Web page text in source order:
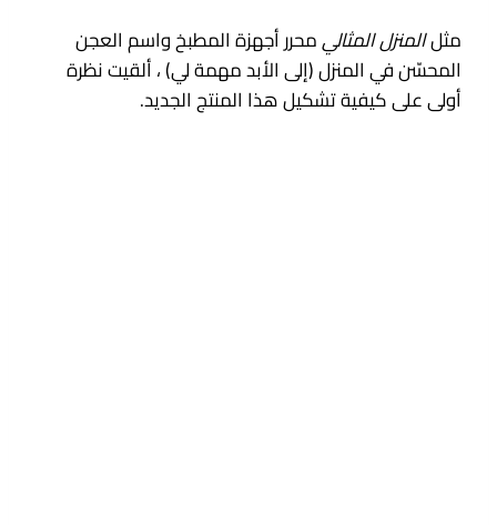
مثلالمنزل المثاليمحرر أجهزة المطبخ واسم العجن
المحسّن في المنزل (إلى الأبد مهمة لي) ، ألقيت نظرة
أولى على كيفية تشكيل هذا المنتج الجديد.